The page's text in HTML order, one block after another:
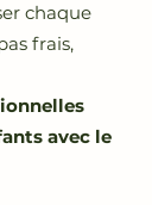
chaque
frais,
avec le